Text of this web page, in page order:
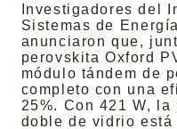
Investigadores del
Sistemas de
anunciaron que,
perovskita Oxford
módulo tándem de
completo con una
25%. Con 421 W,
doble de vidrio